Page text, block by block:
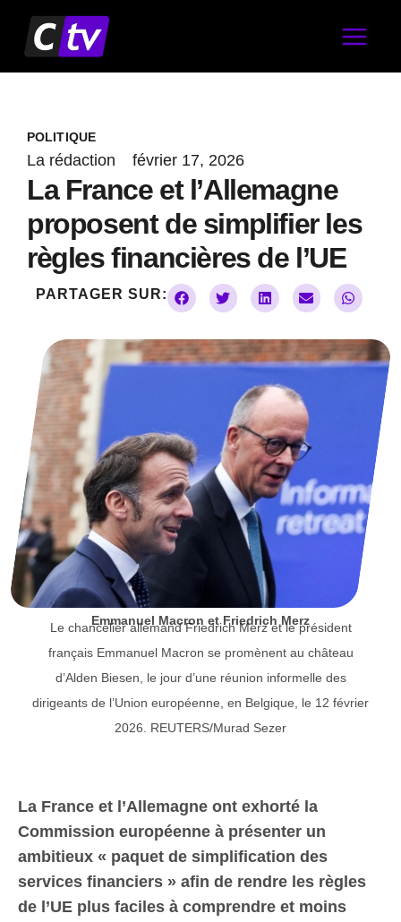
contenu
POLITIQUE
La rédaction février 17, 2026
La France et l’Allemagne
proposent de simplifier les
règles financières de l’UE
PARTAGER SUR:
Emmanuel Macron et Friedrich Merz
Le chancelier allemand Friedrich Merz et le président
français Emmanuel Macron se promènent au château
d’Alden Biesen, le jour d’une réunion informelle des
dirigeants de l’Union européenne, en Belgique, le 12 février
2026. REUTERS/Murad Sezer
La France et l’Allemagne ont exhorté la
Commission européenne à présenter un
ambitieux « paquet de simplification des
services financiers » afin de rendre les règles
de l’UE plus faciles à comprendre et moins